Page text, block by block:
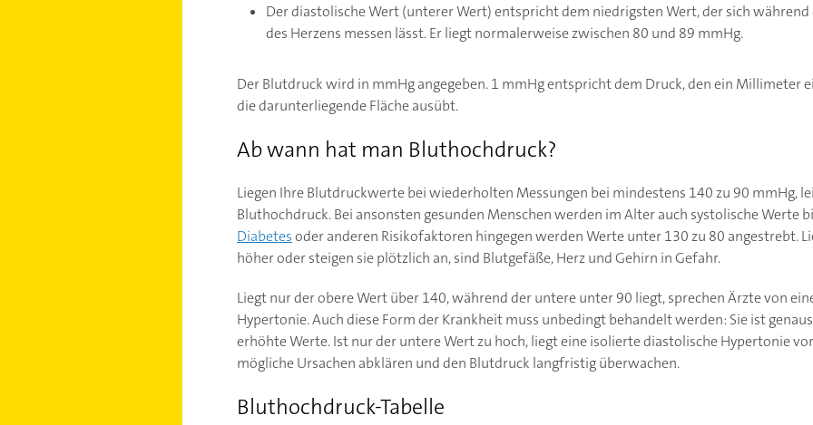
Der diastolische Wert (unterer Wert) entspricht dem niedrigsten Wert, der sich
des Herzens messen lässt. Er liegt normalerweise zwischen 80 und 89 mmHg.
Der Blutdruck wird in mmHg angegeben. 1 mmHg entspricht dem Druck, den ein Millimeter
die darunterliegende Fläche ausübt.
Ab wann hat man Bluthochdruck?
Liegen Ihre Blutdruckwerte bei wiederholten Messungen bei mindestens 140 zu 90 mmHg,
Bluthochdruck. Bei ansonsten gesunden Menschen werden im Alter auch systolische Werte
Diabetesoder anderen Risikofaktoren hingegen werden Werte unter 130 zu 80 angestrebt.
höher oder steigen sie plötzlich an, sind Blutgefäße, Herz und Gehirn in Gefahr.
Liegt nur der obere Wert über 140, während der untere unter 90 liegt, sprechen Ärzte von
Hypertonie. Auch diese Form der Krankheit muss unbedingt behandelt werden: Sie ist
erhöhte Werte. Ist nur der untere Wert zu hoch, liegt eine isolierte diastolische Hypertonie
mögliche Ursachen abklären und den Blutdruck langfristig überwachen.
Bluthochdruck-Tabelle